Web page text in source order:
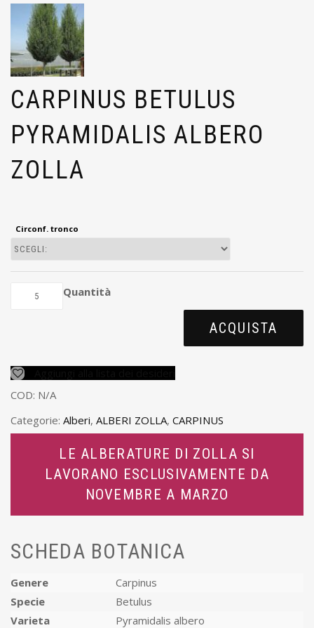
CARPINUS BETULUS
PYRAMIDALIS ALBERO
ZOLLA
Circonf. tronco
Quantità
ACQUISTA
COD: N/A
Categorie: Alberi, ALBERI ZOLLA, CARPINUS
LE ALBERATURE DI ZOLLA SI
LAVORANO ESCLUSIVAMENTE DA
NOVEMBRE A MARZO
SCHEDA BOTANICA
Genere
Carpinus
Specie
Betulus
Varieta
Pyramidalis albero